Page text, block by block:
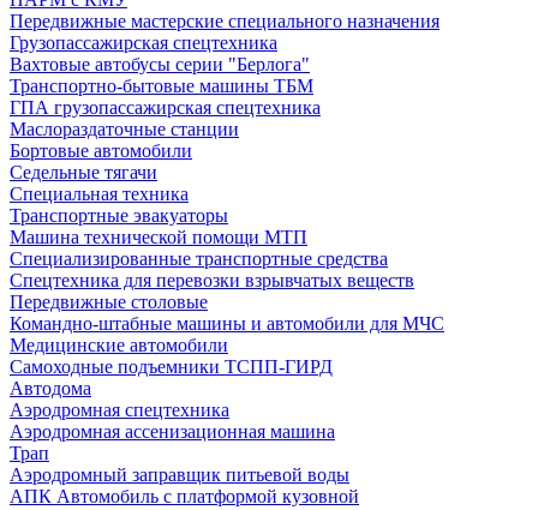
Передвижные мастерские специального назначения
Грузопассажирская спецтехника
Вахтовые автобусы серии "Берлога"
Транспортно-бытовые машины ТБМ
ГПА грузопассажирская спецтехника
Маслораздаточные станции
Бортовые автомобили
Седельные тягачи
Специальная техника
Транспортные эвакуаторы
Машина технической помощи МТП
Специализированные транспортные средства
Спецтехника для перевозки взрывчатых веществ
Передвижные столовые
Командно-штабные машины и автомобили для МЧС
Медицинские автомобили
Самоходные подъемники ТСПП-ГИРД
Автодома
Аэродромная спецтехника
Аэродромная ассенизационная машина
Трап
Аэродромный заправщик питьевой воды
АПК Автомобиль с платформой кузовной